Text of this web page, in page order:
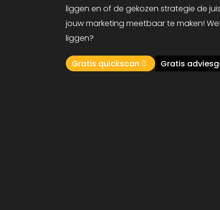
liggen en of de gekozen strategie de
jouw marketing meetbaar te maken!
liggen?
Gratis quickscan Gratis